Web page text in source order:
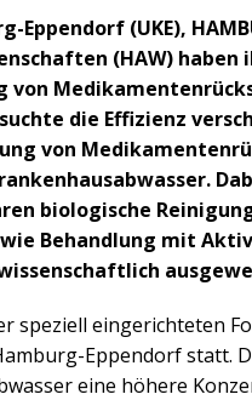
(UKE),
(HAW) haben
von
die Effizienz
von
biologische
Behandlung mit
speziell eingerichteten
Eppendorf statt.
eine höhere